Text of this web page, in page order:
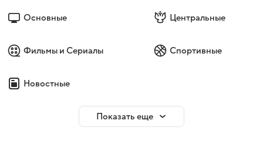
Основные Центральные
Фильмы и Сериалы Спортивные
Новостные
Показать еще